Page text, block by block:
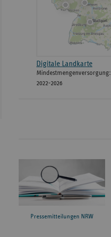
Digitale Landkarte
2022-2026
Pressemitteilungen NRW